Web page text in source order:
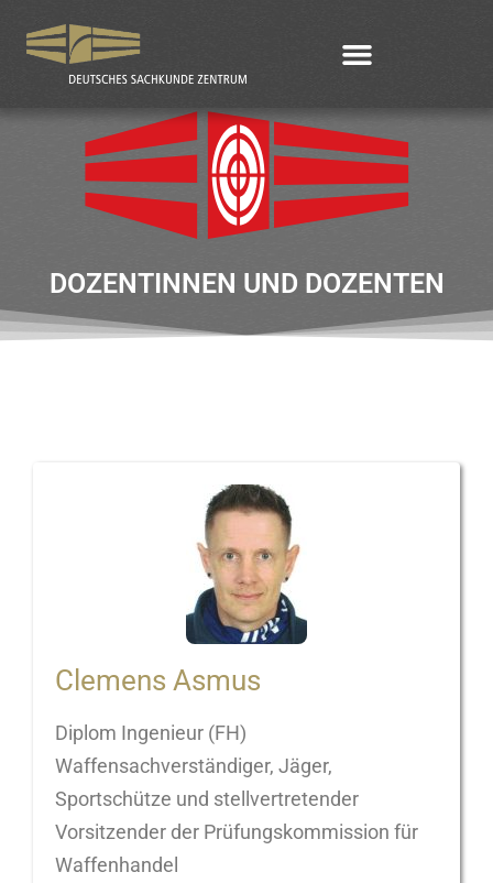
DOZENTINNEN UND DOZENTEN
Clemens Asmus
Diplom Ingenieur (FH)
Waffensachverständiger, Jäger,
Sportschütze und stellvertretender
Vorsitzender der Prüfungskommission für
Waffenhandel